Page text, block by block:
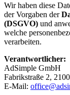
Wir haben diese
der Vorgaben der
(DSGVO) und
welche
verarbeiten.
Verantwortlicher:
AdSimple GmbH
Fabrikstraße 2,
E-Mail: